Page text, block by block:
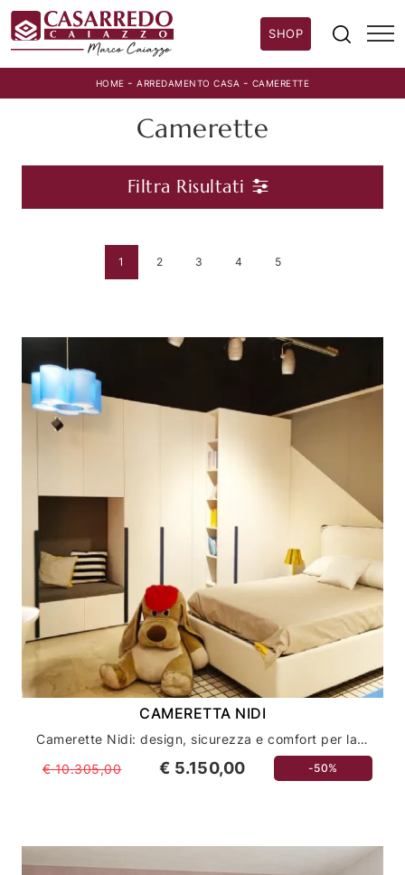
SHOP
HOME -ARREDAMENTO CASA - CAMERETTE
Camerette
Filtra Risultati
1 2 3 4 5
CAMERETTA NIDI
Camerette Nidi: design, sicurezza e comfort per la crescita
€ 10.305,00
€ 5.150,00 -50%